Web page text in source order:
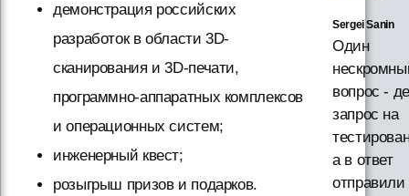
демонстрация российских
разработок в области 3D-
сканирования и 3D-печати,
программно-аппаратных комплексов
и операционных систем;
инженерный квест;
розыгрыш призов и подарков.
Sergei Sanin
Один
вопрос -
запрос на
а в ответ
отправили